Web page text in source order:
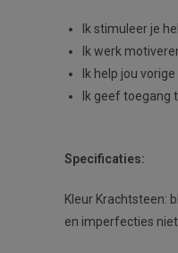
Ik stimuleer je
Ik werk
Ik help jou
Ik geef
Specificaties:
Kleur Krachtsteen:
en imperfecties